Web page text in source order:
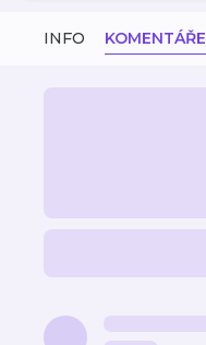
INFO KOMENTÁŘE